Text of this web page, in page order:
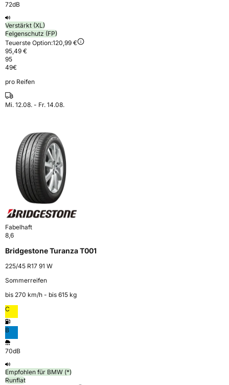
72dB
Verstärkt (XL)
Felgenschutz (FP)
Teuerste Option:120,99 €
95,49 €
95
49€
pro Reifen
Mi. 12.08. - Fr. 14.08.
Fabelhaft
8,6
Bridgestone Turanza T001
225/45 R17 91 W
Sommerreifen
bis 270 km⁠/⁠h - bis 615 kg
C
B
70dB
Empfohlen für BMW (*)
Runflat